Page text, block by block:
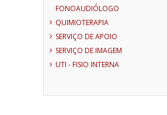
FONOAUDIÓLOGO
QUIMIOTERAPIA
SERVIÇO DE APOIO
SERVIÇO DE IMAGEM
UTI - FISIO INTERNA